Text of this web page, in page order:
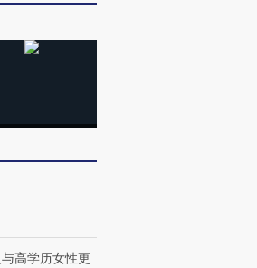
吸金
要防空导弹“救急”
找100种
CFO：不靠规模取胜，华
高学历女性更